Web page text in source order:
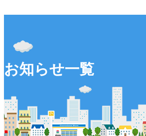
お知らせ一覧